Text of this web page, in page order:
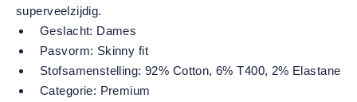
superveelzijdig.
Geslacht: Dames
Pasvorm: Skinny fit
Stofsamenstelling: 92% Cotton, 6% T400, 2% Elastane
Categorie: Premium